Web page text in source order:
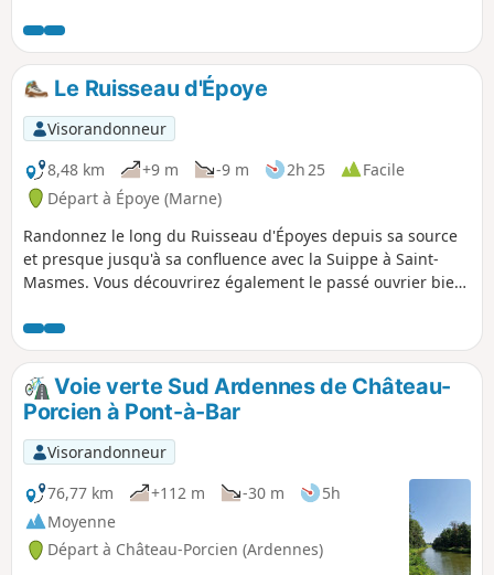
remarquable "La Pouplie", des églises, du centre culturel et
du Rocher de la Vierge Notre Dame des Malades dans un
cadre situé entre terre et eau.
Le Ruisseau d'Époye
Visorandonneur
8,48 km
+9 m -9 m 2h 25
Facile
Départ à Époye (Marne)
Randonnez le long du Ruisseau d'Époyes depuis sa source
et presque jusqu'à sa confluence avec la Suippe à Saint-
Masmes. Vous découvrirez également le passé ouvrier bien
Voie verte Sud Ardennes de Château-
Porcien à Pont-à-Bar
Visorandonneur
76,77 km
+112 m -30 m
5h
Moyenne
Départ à Château-Porcien (Ardennes)